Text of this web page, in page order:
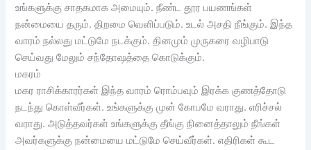
உங்களுக்கு சாதகமாக அமையும். நீண்ட தூர பயணங்கள்
நன்மையை தரும். திறமை வெளிப்படும். உடல் அசதி நீங்கும். இந்த
வாரம் நல்லது மட்டுமே நடக்கும். தினமும் முருகரை வழிபாடு
செய்வது மேலும் சந்தோஷத்தை கொடுக்கும்.
மகரம்
மகர ராசிக்காரர்கள் இந்த வாரம் ரொம்பவும் இரக்க குணத்தோடு
நடந்து கொள்வீர்கள். உங்களுக்கு முன் கோபமே வராது. எரிச்சல்
வராது. அடுத்தவர்கள் உங்களுக்கு தீங்கு நினைத்தாலும் நீங்கள்
அவர்களுக்கு நன்மையை மட்டுமே செய்வீர்கள். எதிரிகள் கூட